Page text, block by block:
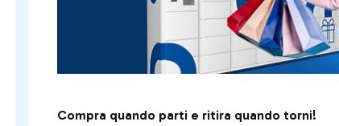
Compra quando parti e ritira quando torni!